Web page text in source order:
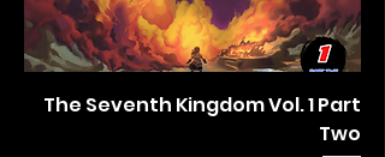
The Seventh Kingdom Vol. 1 Part
Two